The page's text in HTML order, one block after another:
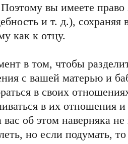
вы имеете право
и т. д.),
как к отцу.
в том, чтобы
с вашей матерью и
в своих
в их отношения
об этом наверняка
но если подумать,